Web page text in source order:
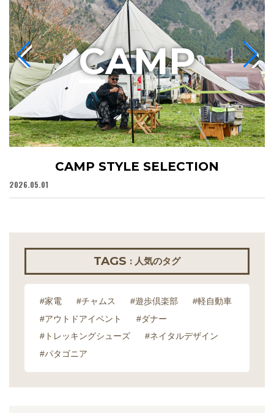
CAMP STYLE SELECTION
2026.05.01
CAMP
TAGS : 人気のタグ
#家電 #チャムス #遊歩倶楽部
#軽自動車
#アウトドアイベント
#ダナー
#トレッキングシューズ
#ネイタルデザイン
#パタゴニア